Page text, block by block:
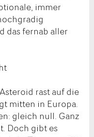
immer
das fernab aller
rast auf die
mitten in Europa.
gleich null. Ganz
Doch gibt es